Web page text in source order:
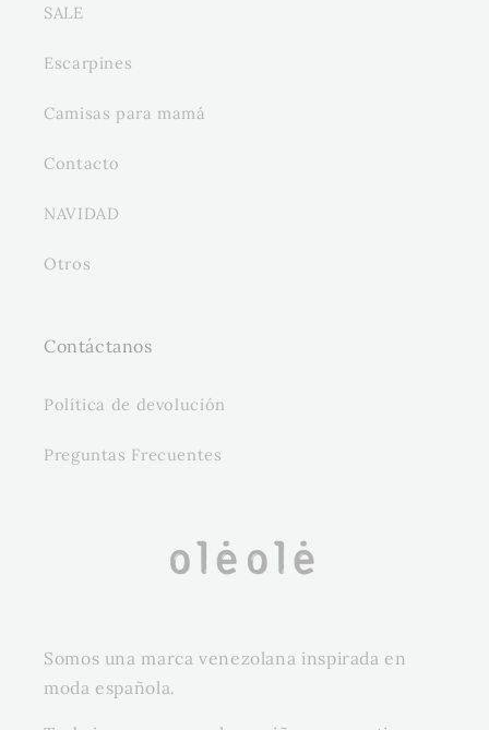
SALE
Escarpines
Camisas para mamá
Contacto
NAVIDAD
Otros
Contáctanos
Política de devolución
Preguntas Frecuentes
Somos una marca venezolana inspirada en
moda española.